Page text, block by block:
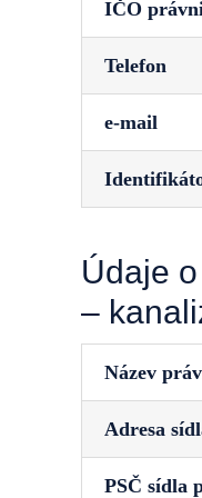
IČO
Telefon
e-mail
Údaje
–
Název
Adresa
PSČ sídla